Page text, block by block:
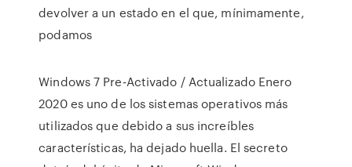
devolver a un estado en el que, mínimamente,
podamos
Windows 7 Pre-Activado / Actualizado Enero
2020 es uno de los sistemas operativos más
utilizados que debido a sus increíbles
características, ha dejado huella. El secreto